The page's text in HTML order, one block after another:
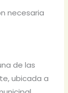
necesaria
de las
ubicada a